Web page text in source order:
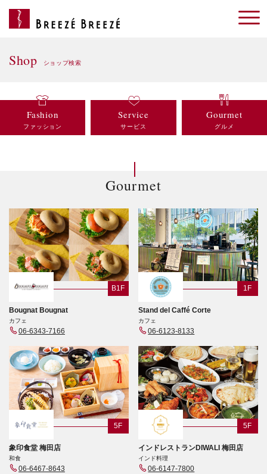
Shop ショップ検索
Fashion
ファッション
Service
サービス
Gourmet
グルメ
Gourmet
B1F
Bougnat Bougnat
カフェ
06-6343-7166
1F
Stand del Caffé Corte
カフェ
06-6123-8133
5F
象印食堂 梅田店
和食
06-6467-8643
5F
インドレストランDIWALI 梅田店
インド料理
06-6147-7800